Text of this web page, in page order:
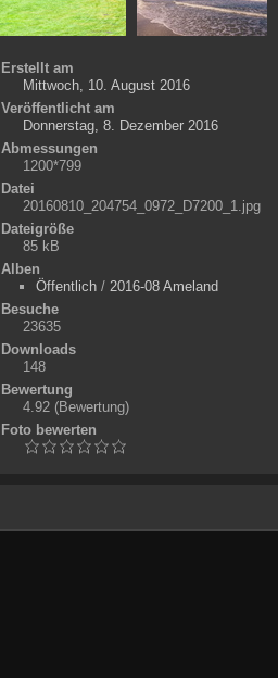
Erstellt am
Mittwoch, 10. August 2016
Veröffentlicht am
Donnerstag, 8. Dezember 2016
Abmessungen
1200*799
Datei
20160810_204754_0972_D7200_1.jpg
Dateigröße
85 kB
Alben
Öffentlich /2016-08 Ameland
Besuche
23635
Downloads
148
Bewertung
4.92 (Bewertung)
Foto bewerten